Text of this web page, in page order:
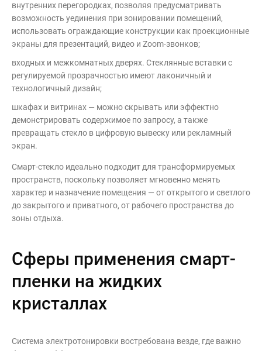
внутренних перегородках, позволяя предусматривать
возможность уединения при зонировании помещений,
использовать ограждающие конструкции как проекционные
экраны для презентаций, видео и Zoom-звонков;
входных и межкомнатных дверях. Стеклянные вставки с
регулируемой прозрачностью имеют лаконичный и
технологичный дизайн;
шкафах и витринах — можно скрывать или эффектно
демонстрировать содержимое по запросу, а также
превращать стекло в цифровую вывеску или рекламный
экран.
Смарт-стекло идеально подходит для трансформируемых
пространств, поскольку позволяет мгновенно менять
характер и назначение помещения — от открытого и светлого
до закрытого и приватного, от рабочего пространства до
зоны отдыха.
Сферы применения смарт-
пленки на жидких
кристаллах
Система электротонировки востребована везде, где важно